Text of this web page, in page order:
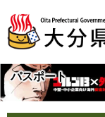
ジ
先
頭
で
す
ュ
を
飛
ば
し
パスポート